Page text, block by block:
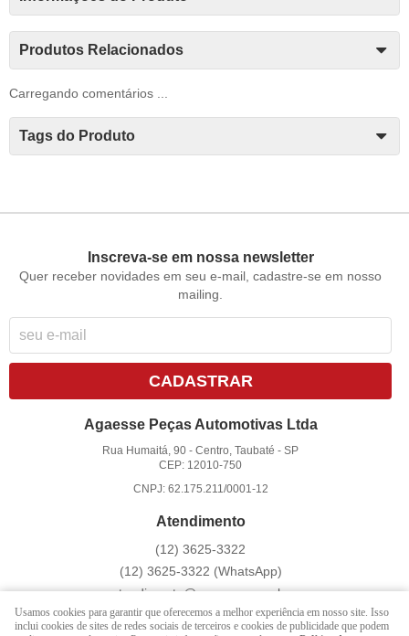
Produtos Relacionados
Carregando comentários ...
Tags do Produto
Inscreva-se em nossa newsletter
Quer receber novidades em seu e-mail, cadastre-se em nosso
mailing.
CADASTRAR
Agaesse Peças Automotivas Ltda
Rua Humaitá, 90 -Centro, Taubaté -SP
CEP: 12010-750
CNPJ: 62.175.211/0001-12
Atendimento
(12) 3625-3322
(12) 3625-3322 (WhatsApp)
atendimento@agaesse.com.br
Usamos cookies para garantir que oferecemos a melhor experiência em nosso site. Isso
inclui cookies de sites de redes sociais de terceiros e cookies de publicidade que podem